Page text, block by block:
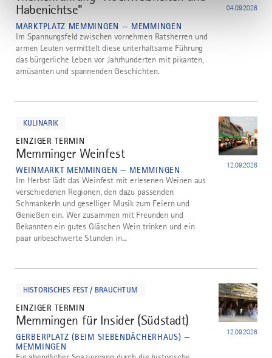
Habenichtse"
MARKTPLATZ MEMMINGEN — MEMMINGEN
04.09.2026
Im Spannungsfeld zwischen vornehmen Ratsherren und
armen Leuten vermittelt diese unterhaltsame Führung
das bürgerliche Leben vor Jahrhunderten mit pikanten,
amüsanten und spannenden Geschichten.
KULINARIK
EINZIGER TERMIN
4
Memminger Weinfest
WEINMARKT MEMMINGEN — MEMMINGEN 12.09.2026
Im Herbst lädt das Weinfest mit erlesenen Weinen aus
verschiedenen Regionen, den dazu passenden
Schmankerln und geselliger Musik zum Feiern und
Genießen ein. Wer zusammen mit Freunden und
Bekannten ein gutes Gläschen Wein trinken und ein
paar unbeschwerte Stunden in...
HISTORISCHES FEST / BRAUCHTUM
EINZIGER TERMIN
5
Memmingen für Insider (Südstadt)
GERBERPLATZ (BEIM SIEBENDÄCHERHAUS) —
MEMMINGEN
12.09.2026